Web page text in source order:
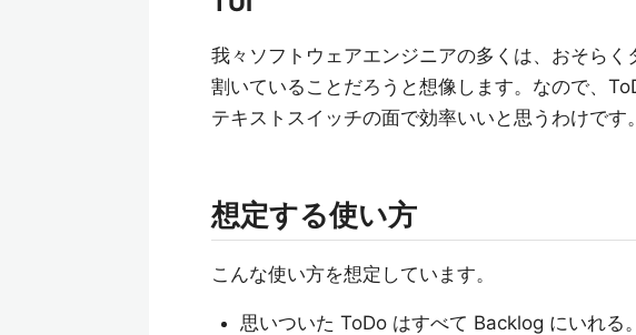
我々ソフトウェアエンジニアの多くは、おそら
割いていることだろうと想像します。なので、
テキストスイッチの面で効率いいと思うわけです
想定する使い方
こんな使い方を想定しています。
思いついた ToDo はすべて Backlog にいれる。